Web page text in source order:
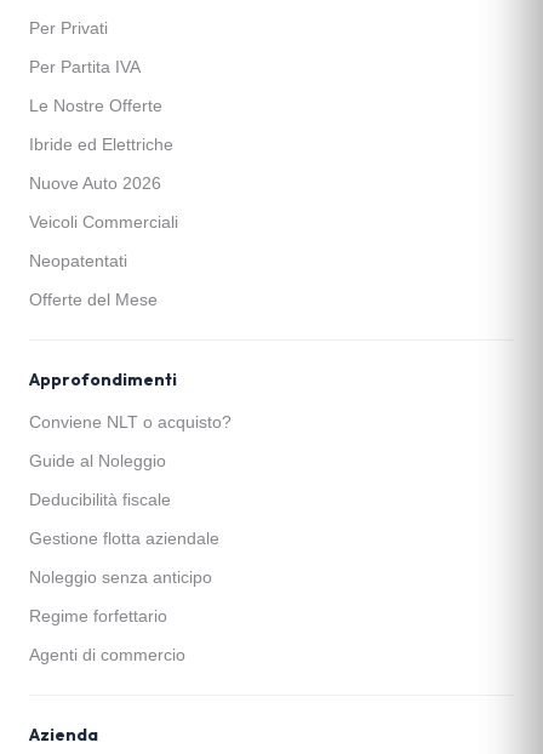
Per Privati
Per Partita IVA
Le Nostre Offerte
Ibride ed Elettriche
Nuove Auto 2026
Veicoli Commerciali
Neopatentati
Offerte del Mese
Approfondimenti
Conviene NLT o acquisto?
Guide al Noleggio
Deducibilità fiscale
Gestione flotta aziendale
Noleggio senza anticipo
Regime forfettario
Agenti di commercio
Azienda